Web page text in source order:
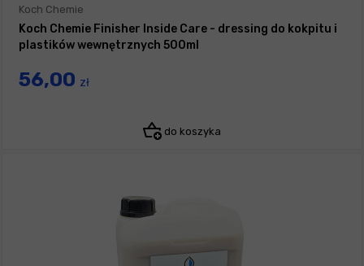
Koch Chemie
Koch Chemie Finisher Inside Care - dressing do kokpitu i
plastików wewnętrznych 500ml
56,00 zł
do koszyka